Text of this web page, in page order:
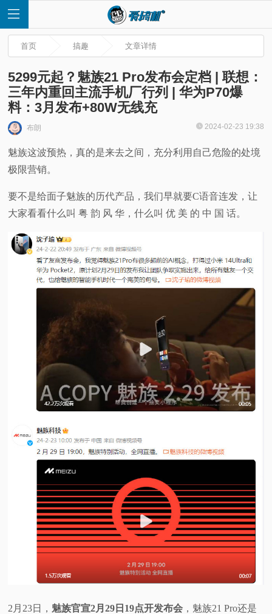
首
快
讯
首页 搞趣 文章详情
5299元起？魅族21 Pro发布会定档 | 联想：
三年内重回主流手机厂行列 | 华为P70爆
料：3月发布+80W无线充
布朗 2024-02-23 19:38
魅族这波预热，真的是来去之间，充分利用自己危险的处境
极限营销。
要不是给面子魅族的历代产品，我们早就要C语音连发，让
大家看看什么叫 粤 韵 风 华，什么叫 优 美 的 中 国 话。
2月23日， 魅族官宣2月29日19点开发布会 ，魅族21 Pro还是